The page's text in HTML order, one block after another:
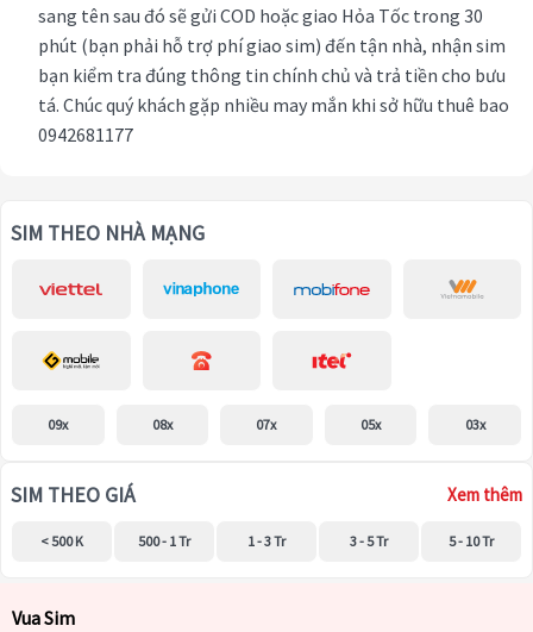
sang tên sau đó sẽ gửi COD hoặc giao Hỏa Tốc trong 30
phút (bạn phải hỗ trợ phí giao sim) đến tận nhà, nhận sim
bạn kiểm tra đúng thông tin chính chủ và trả tiền cho bưu
tá. Chúc quý khách gặp nhiều may mắn khi sở hữu thuê bao
0942681177
SIM THEO NHÀ MẠNG
09x 08x 07x 05x 03x
SIM THEO GIÁ Xem thêm
< 500 K 500 - 1 Tr 1 - 3 Tr 3 - 5 Tr 5 - 10 Tr
Vua Sim